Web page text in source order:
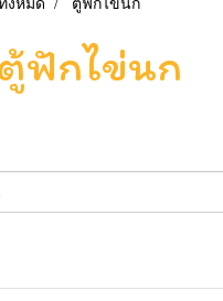
งหมด ตู้ฟักไข่นก
ฟักไข่นก